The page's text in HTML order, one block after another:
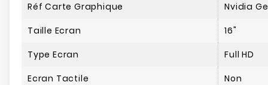
Réf Carte Graphique
Nvidia
Taille Ecran
16"
Type Ecran
Full HD
Ecran Tactile
Non